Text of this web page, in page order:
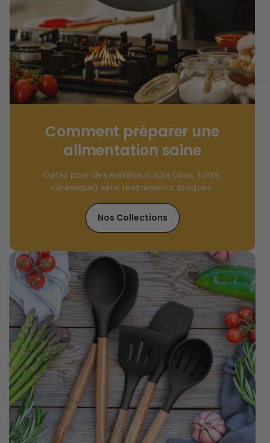
Comment préparer une
alimentation saine
Optez pour des matériaux sûrs (inox, fonte,
céramique) sans revêtements toxiques.
Nos Collections